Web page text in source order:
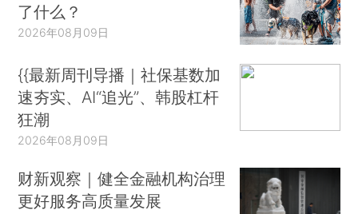
了什么？
2026年08月09日
{{最新周刊导播｜社保基数加
速夯实、AI“追光”、韩股杠杆
狂潮
2026年08月09日
财新观察｜健全金融机构治理
更好服务高质量发展